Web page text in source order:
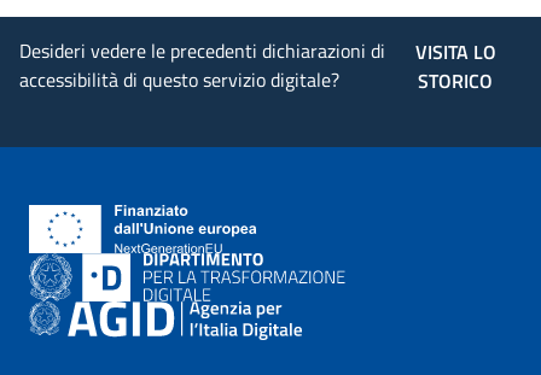
Desideri vedere le precedenti dichiarazioni di
accessibilità di questo servizio digitale?
VISITA LO
STORICO